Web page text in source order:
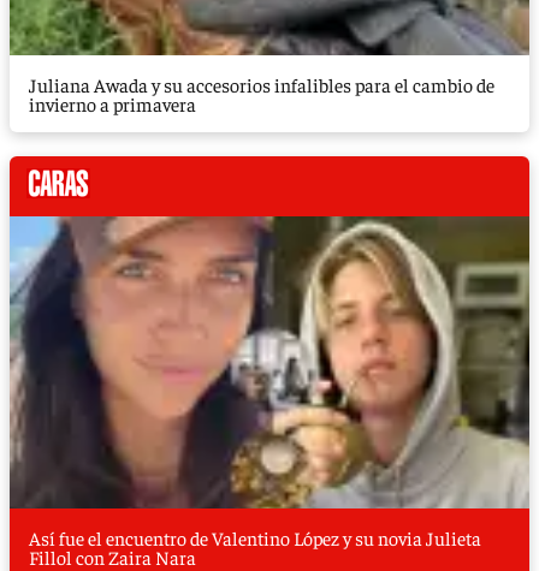
Juliana Awada y su accesorios infalibles para el cambio de
invierno a primavera
Así fue el encuentro de Valentino López y su novia Julieta
Fillol con Zaira Nara